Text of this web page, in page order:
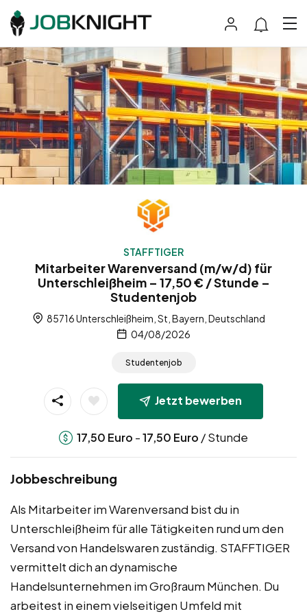
STAFFTIGER
Mitarbeiter Warenversand (m/w/d) für
Unterschleißheim – 17,50 € / Stunde –
Studentenjob
85716 Unterschleißheim, St, Bayern, Deutschland
04/08/2026
Studentenjob
Jetzt bewerben
17,50 Euro -17,50 Euro / Stunde
Jobbeschreibung
Als Mitarbeiter im Warenversand bist du in
Unterschleißheim für alle Tätigkeiten rund um den
Versand von Handelswaren zuständig. STAFFTIGER
vermittelt dich an dynamische
Handelsunternehmen im Großraum München. Du
arbeitest in einem vielseitigen Umfeld mit